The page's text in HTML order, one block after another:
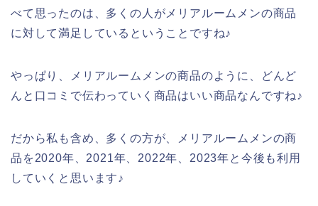
べて思ったのは、多くの人がメリアルームメンの商品
に対して満足しているということですね♪
やっぱり、メリアルームメンの商品のように、どんど
んと口コミで伝わっていく商品はいい商品なんですね♪
だから私も含め、多くの方が、メリアルームメンの商
品を2020年、2021年、2022年、2023年と今後も利用
していくと思います♪